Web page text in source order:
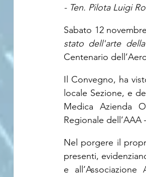
- Ten. Pilota Luigi
Sabato 12
stato dell'arte
Centenario
Il Convegno, ha
locale Sezione, e
Medica Azienda
Regionale
Nel porgere il
presenti,
e